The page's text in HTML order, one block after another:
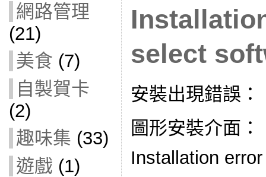
網路管理
(21)
美食 (7)
自製賀卡
(2)
趣味集 (33)
遊戲 (1)
select
安裝出現錯誤：
圖形安裝介面：
Installation